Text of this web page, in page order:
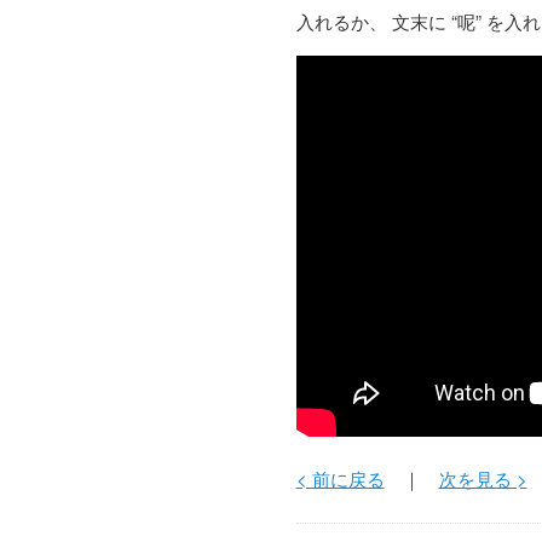
入れるか、 文末に “呢” を入
< 前に戻る ｜ 次を見る >